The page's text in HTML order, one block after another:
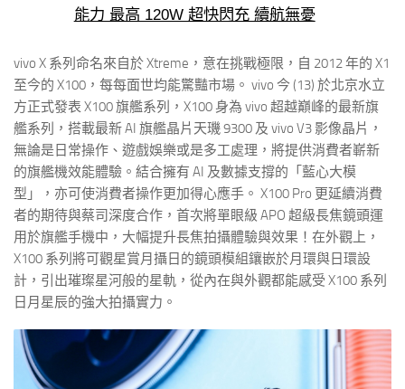
能力 最高 120W 超快閃充 續航無憂
vivo X 系列命名來自於 Xtreme，意在挑戰極限，自 2012 年的 X1
至今的 X100，每每面世均能驚豔市場。 vivo 今 (13) 於北京水立
方正式發表 X100 旗艦系列，X100 身為 vivo 超越巔峰的最新旗
艦系列，搭載最新 AI 旗艦晶片天璣 9300 及 vivo V3 影像晶片，
無論是日常操作、遊戲娛樂或是多工處理，將提供消費者嶄新
的旗艦機效能體驗。結合擁有 AI 及數據支撐的「藍心大模
型」，亦可使消費者操作更加得心應手。 X100 Pro 更延續消費
者的期待與蔡司深度合作，首次將單眼級 APO 超級長焦鏡頭運
用於旗艦手機中，大幅提升長焦拍攝體驗與效果！在外觀上，
X100 系列將可觀星賞月攝日的鏡頭模組鑲嵌於月環與日環設
計，引出璀璨星河般的星軌，從內在與外觀都能感受 X100 系列
日月星辰的強大拍攝實力。